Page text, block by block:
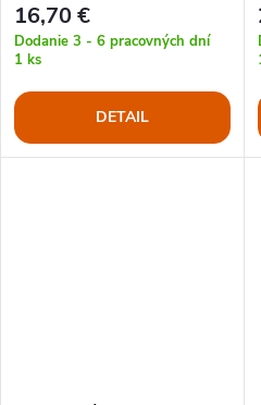
16,70 €
Dodanie 3 - 6 pracovných dní
1 ks
DETAIL